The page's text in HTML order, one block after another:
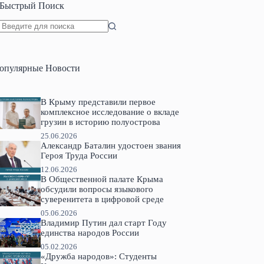
Быстрый Поиск
Новости
В Крыму представили первое
комплексное исследование о вкладе
грузин в историю полуострова
25.06.2026
Александр Баталин удостоен звания
Героя Труда России
12.06.2026
В Общественной палате Крыма
обсудили вопросы языкового
суверенитета в цифровой среде
05.06.2026
Владимир Путин дал старт Году
единства народов России
05.02.2026
«Дружба народов»: Студенты